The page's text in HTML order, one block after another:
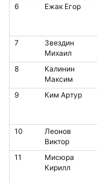
6 Ежак Егор
7
Звездин
Михаил
8
Калинин
Максим
9 Ким Артур
10
Леонов
Виктор
11
Мисюра
Кирилл